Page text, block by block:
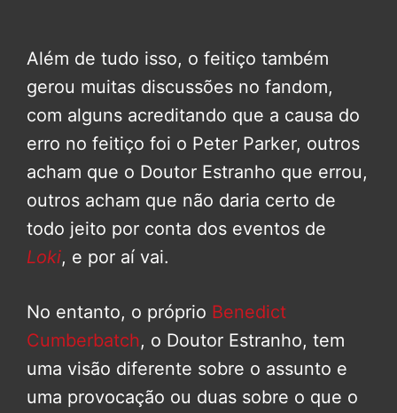
Além de tudo isso, o feitiço também
gerou muitas discussões no fandom,
com alguns acreditando que a causa do
erro no feitiço foi o Peter Parker, outros
acham que o Doutor Estranho que errou,
outros acham que não daria certo de
todo jeito por conta dos eventos de
Loki, e por aí vai.
No entanto, o próprio Benedict
Cumberbatch, o Doutor Estranho, tem
uma visão diferente sobre o assunto e
uma provocação ou duas sobre o que o